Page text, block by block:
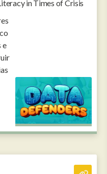
in Times of Crisis
e